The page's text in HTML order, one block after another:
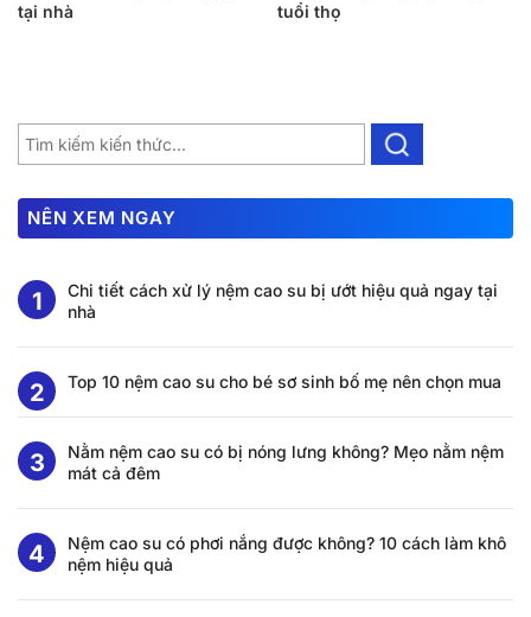
tại nhà
tuổi thọ
NÊN XEM NGAY
Chi tiết cách xử lý nệm cao su bị ướt hiệu quả ngay tại
nhà
Top 10 nệm cao su cho bé sơ sinh bố mẹ nên chọn mua
Nằm nệm cao su có bị nóng lưng không? Mẹo nằm nệm
mát cả đêm
Nệm cao su có phơi nắng được không? 10 cách làm khô
nệm hiệu quả